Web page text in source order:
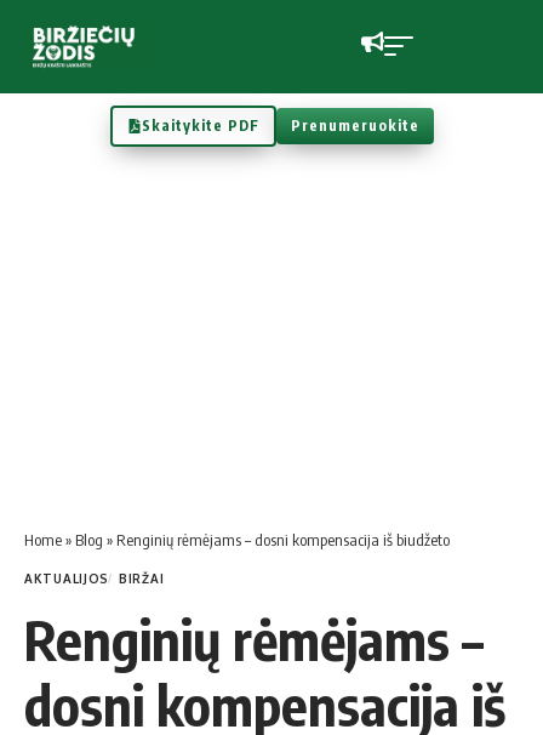
Skaitykite PDF Prenumeruokite
Home» Blog » Renginių rėmėjams – dosni kompensacija iš biudžeto
AKTUALIJOS BIRŽAI
Renginių rėmėjams –
dosni kompensacija iš